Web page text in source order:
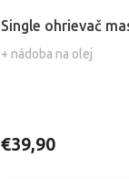
Single ohrievač
+ nádoba na olej
hodnotenie
produktu
je
€39,90